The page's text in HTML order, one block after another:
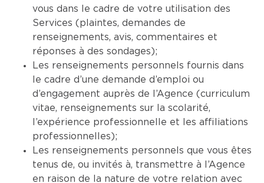
vous dans le cadre de votre utilisation des
Services (plaintes, demandes de
renseignements, avis, commentaires et
réponses à des sondages);
Les renseignements personnels fournis dans
le cadre d’une demande d’emploi ou
d’engagement auprès de l’Agence (curriculum
vitae, renseignements sur la scolarité,
l’expérience professionnelle et les affiliations
professionnelles);
Les renseignements personnels que vous êtes
tenus de, ou invités à, transmettre à l’Agence
en raison de la nature de votre relation avec